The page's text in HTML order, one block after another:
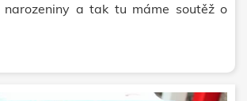
a tak tu máme soutěž o